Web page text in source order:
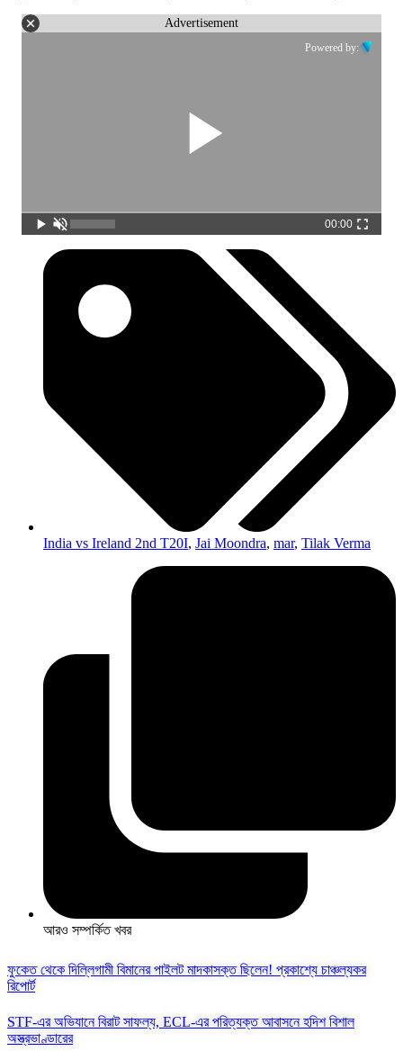
Advertisement
Powered by:
00:00
India vs Ireland 2nd T20I, Jai Moondra, mar, Tilak Verma
আরও সম্পর্কিত খবর
ফুকেত থেকে দিল্লিগামী বিমানের পাইলট মাদকাসক্ত ছিলেন! প্রকাশ্যে চাঞ্চল্যকর
রিপোর্ট
STF-এর অভিযানে বিরাট সাফল্য, ECL-এর পরিত্যক্ত আবাসনে হদিশ বিশাল
অস্ত্রভাণ্ডারের